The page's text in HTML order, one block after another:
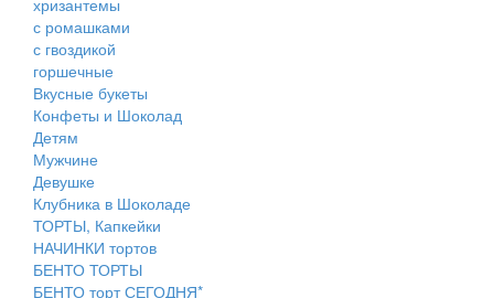
хризантемы
с ромашками
с гвоздикой
горшечные
Вкусные букеты
Конфеты и Шоколад
Детям
Мужчине
Девушке
Клубника в Шоколаде
ТОРТЫ, Капкейки
НАЧИНКИ тортов
БЕНТО ТОРТЫ
БЕНТО торт СЕГОДНЯ*